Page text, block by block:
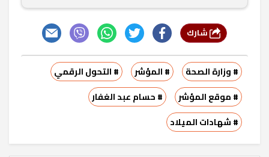
# وزارة الصحة # المؤشر
# التحول الرقمي
# موقع المؤشر
# حسام عبد الغفار
# شهادات الميلاد